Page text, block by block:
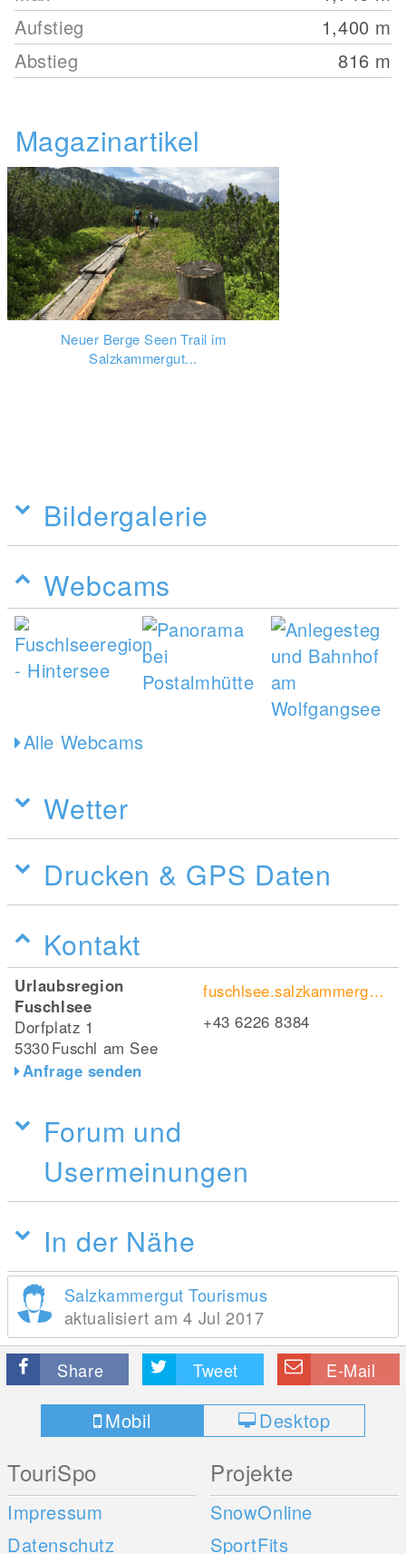
Aufstieg
1,400 m
Abstieg
816 m
Magazinartikel
Neuer Berge Seen Trail im
Salzkammergut...
Bildergalerie
Webcams
Alle Webcams
Wetter
Drucken & GPS Daten
Kontakt
Urlaubsregion
Fuschlsee
Dorfplatz 1
5330Fuschl am See
Anfrage senden
fuschlsee.salzkammergut.at/
+43 6226 8384
Forum und
Usermeinungen
In der Nähe
Salzkammergut Tourismus
aktualisiert am 4 Jul 2017
Share Tweet E-Mail
Mobil Desktop
TouriSpo
Impressum
Datenschutz
Projekte
SnowOnline
SportFits